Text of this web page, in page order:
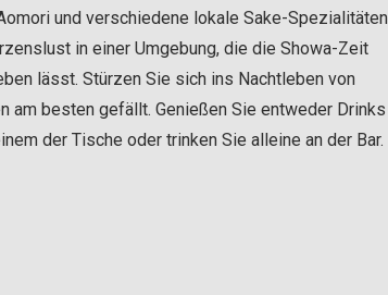
und verschiedene lokale Sake-Spezialitäten
in einer Umgebung, die die Showa-Zeit
lässt. Stürzen Sie sich ins Nachtleben von
am besten gefällt. Genießen Sie entweder Drinks
der Tische oder trinken Sie alleine an der Bar.